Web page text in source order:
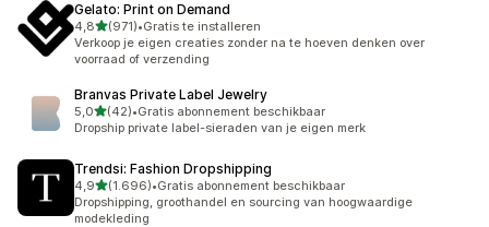
Gelato: Print on Demand
4,8van 5 sterren
(971)
971 recensies in totaal
•Gratis te installeren
Verkoop je eigen creaties zonder na te hoeven denken over
voorraad of verzending
Branvas Private Label Jewelry
5,0van 5 sterren
(42)
42 recensies in totaal
•Gratis abonnement beschikbaar
Dropship private label-sieraden van je eigen merk
Trendsi: Fashion Dropshipping
4,9van 5 sterren
(1.696)
1696 recensies in totaal
•Gratis abonnement beschikbaar
Dropshipping, groothandel en sourcing van hoogwaardige
modekleding